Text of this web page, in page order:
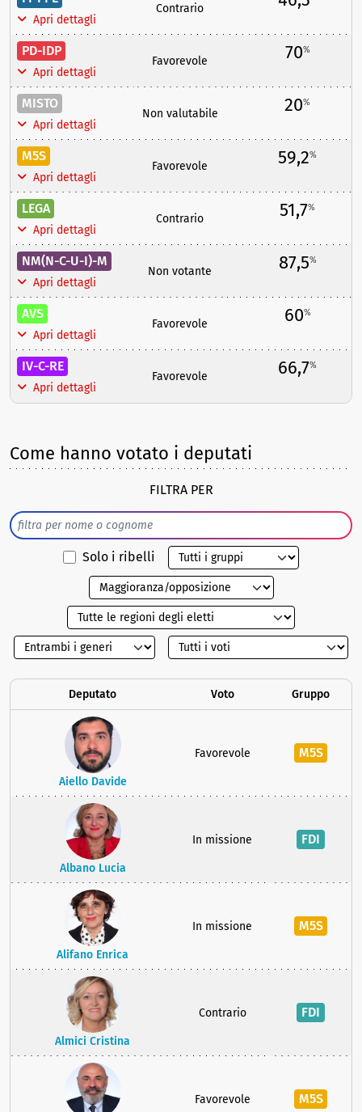
Apri dettagli
Contrario
PD-IDP
Apri dettagli
Favorevole 70%
MISTO
Apri dettagli
Non valutabile 20%
M5S
Apri dettagli
Favorevole 59,2%
LEGA
Apri dettagli
Contrario 51,7%
NM(N-C-U-I)-M
Apri dettagli
Non votante 87,5%
AVS
Apri dettagli
Favorevole 60%
IV-C-RE
Apri dettagli
Favorevole 66,7%
Come hanno votato i deputati
FILTRA PER
Solo i ribelli
Deputato Voto Gruppo
Aiello Davide
Favorevole M5S
Albano Lucia
In missione FDI
Alifano Enrica
In missione M5S
Almici Cristina
Contrario FDI
Favorevole M5S